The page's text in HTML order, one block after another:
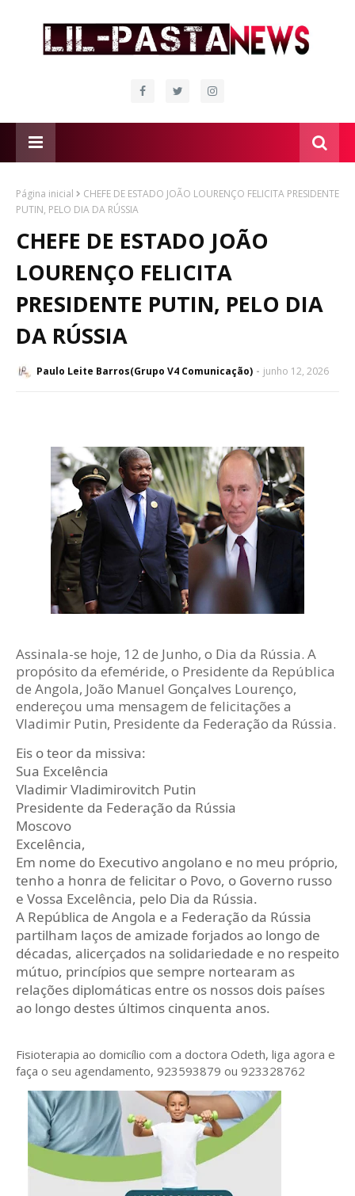
Página inicial
CHEFE DE ESTADO JOÃO LOURENÇO FELICITA PRESIDENTE
PUTIN, PELO DIA DA RÚSSIA
CHEFE DE ESTADO JOÃO
LOURENÇO FELICITA
PRESIDENTE PUTIN, PELO DIA
DA RÚSSIA
Paulo Leite Barros(Grupo V4 Comunicação) junho 12, 2026
Assinala-se hoje, 12 de Junho, o Dia da Rússia. A
propósito da efeméride, o Presidente da República
de Angola, João Manuel Gonçalves Lourenço,
endereçou uma mensagem de felicitações a
Vladimir Putin, Presidente da Federação da Rússia.
Eis o teor da missiva:
Sua Excelência
Vladimir Vladimirovitch Putin
Presidente da Federação da Rússia
Moscovo
Excelência,
Em nome do Executivo angolano e no meu próprio,
tenho a honra de felicitar o Povo, o Governo russo
e Vossa Excelência, pelo Dia da Rússia.
A República de Angola e a Federação da Rússia
partilham laços de amizade forjados ao longo de
décadas, alicerçados na solidariedade e no respeito
mútuo, princípios que sempre nortearam as
relações diplomáticas entre os nossos dois países
ao longo destes últimos cinquenta anos.
Fisioterapia ao domicílio com a doctora Odeth, liga agora e
faça o seu agendamento, 923593879 ou 923328762